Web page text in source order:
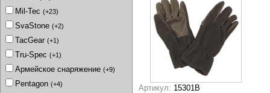
Mil-Tec (+23)
SvaStone (+2)
TacGear (+1)
Tru-Spec (+1)
Армейское снаряжение (+9)
Pentagon (+4) Артикул: 15301B